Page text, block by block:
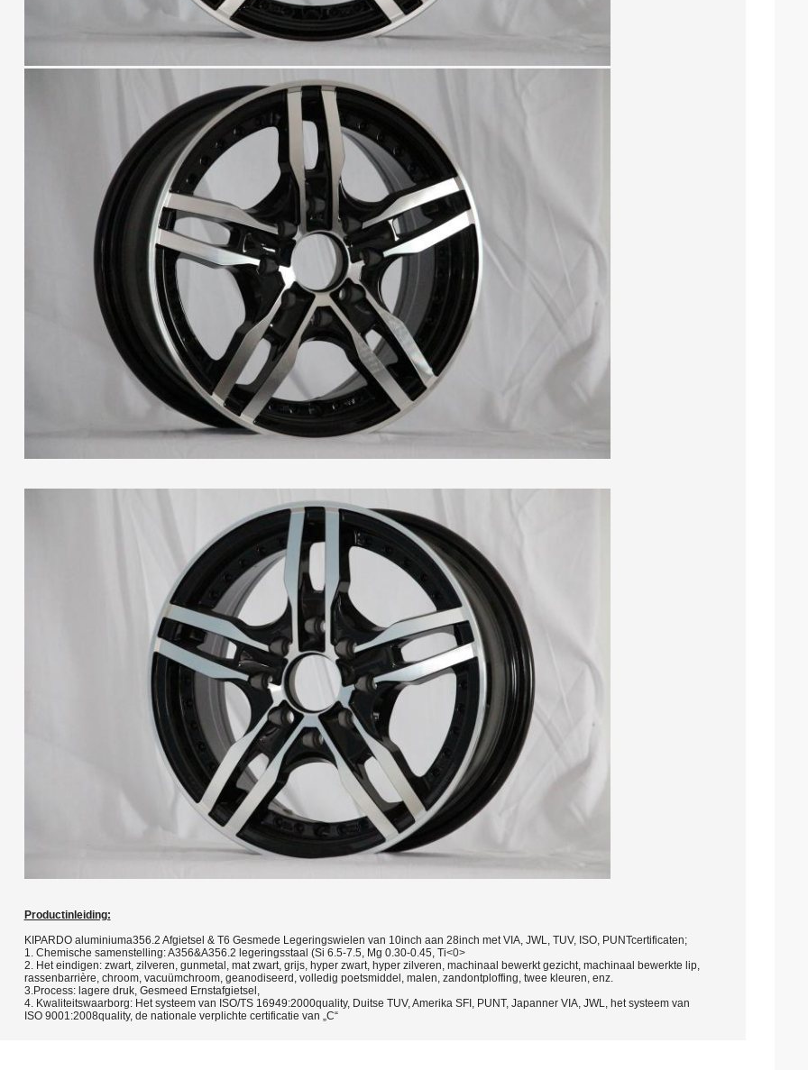
Productinleiding:
KIPARDO aluminiuma356.2 Afgietsel & T6 Gesmede Legeringswielen van 10inch aan 28inch met VIA, JWL, TUV, ISO, PUNTcertificaten;
1. Chemische samenstelling: A356&A356.2 legeringsstaal (Si 6.5-7.5, Mg 0.30-0.45, Ti<0>
2. Het eindigen: zwart, zilveren, gunmetal, mat zwart, grijs, hyper zwart, hyper zilveren, machinaal bewerkt gezicht, machinaal bewerkte lip,
rassenbarrière, chroom, vacuümchroom, geanodiseerd, volledig poetsmiddel, malen, zandontploffing, twee kleuren, enz.
3.Process: lagere druk, Gesmeed Ernstafgietsel,
4. Kwaliteitswaarborg: Het systeem van ISO/TS 16949:2000quality, Duitse TUV, Amerika SFI, PUNT, Japanner VIA, JWL, het systeem van
ISO 9001:2008quality, de nationale verplichte certificatie van „C“